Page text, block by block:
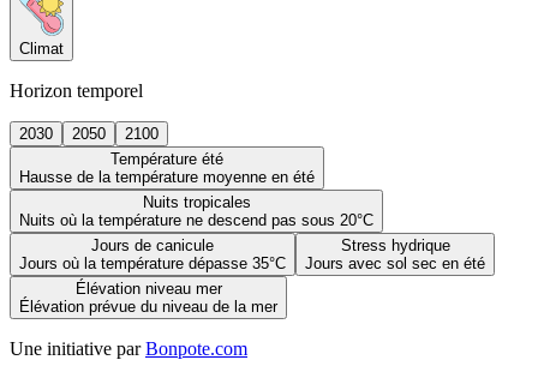
Climat
Horizon temporel
2030 2050
2100
Température été
Hausse de la température moyenne en été
Nuits tropicales
Nuits où la température ne descend pas sous 20°C
Jours de canicule
Jours où la température dépasse 35°C
Stress hydrique
Jours avec sol sec en été
Élévation niveau mer
Élévation prévue du niveau de la mer
Une initiative par Bonpote.com